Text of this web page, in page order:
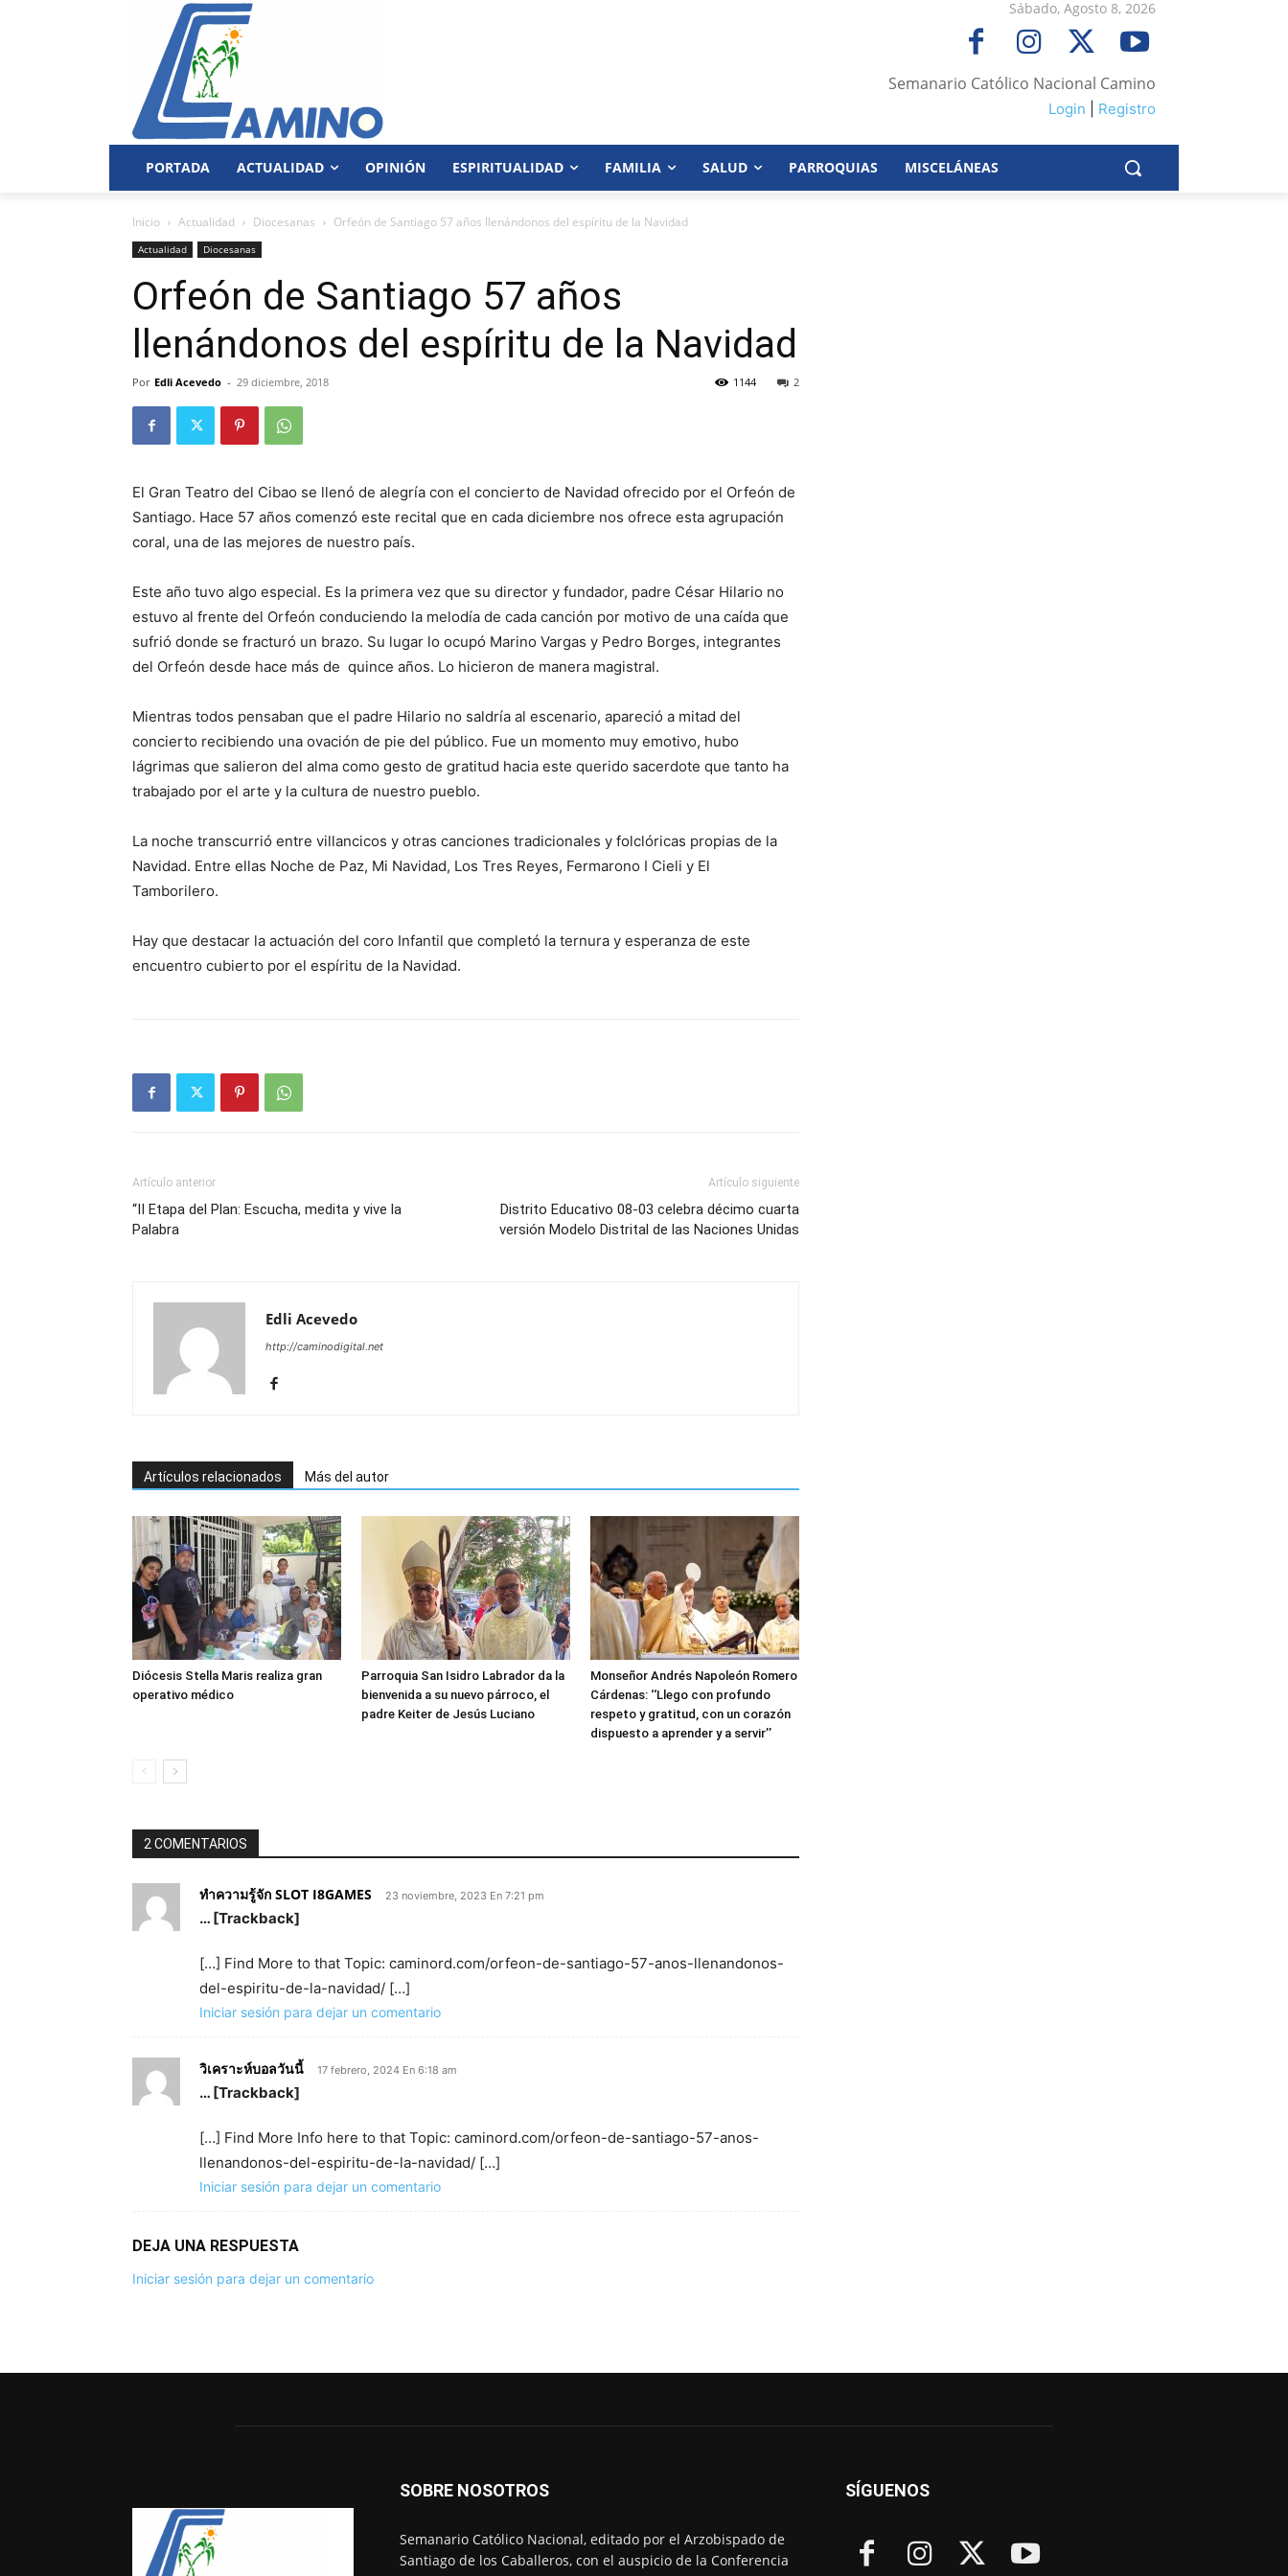
Sábado, Agosto 8, 2026
Semanario Católico Nacional Camino
Login Registro
PORTADA ACTUALIDAD OPINIÓN ESPIRITUALIDAD FAMILIA SALUD PARROQUIAS MISCELÁNEAS
Inicio Actualidad Diocesanas Orfeón de Santiago 57 años llenándonos del espíritu de la Navidad
Actualidad Diocesanas
Orfeón de Santiago 57 años
llenándonos del espíritu de la Navidad
Por Edli Acevedo - 29 diciembre, 2018 2
1144
El Gran Teatro del Cibao se llenó de alegría con el concierto de Navidad ofrecido por el Orfeón de
Santiago. Hace 57 años comenzó este recital que en cada diciembre nos ofrece esta agrupación
coral, una de las mejores de nuestro país.
Este año tuvo algo especial. Es la pri­mera vez que su director y fundador, padre César Hilario no
estuvo al frente del Orfeón conduciendo la melodía de cada canción por motivo de una caída que
sufrió donde se fracturó un brazo. Su lugar lo ocupó Mari­no Vargas y Pedro Borges, integrantes
del Orfeón desde hace más de quince años. Lo hicieron de manera magistral.
Mientras todos pensaban que el padre Hilario no saldría al escenario, apareció a mitad del
concierto recibiendo una ova­ción de pie del público. Fue un momento muy emotivo, hubo
lágrimas que salieron del alma como gesto de gratitud hacia este querido sacerdote que tanto ha
trabajado por el arte y la cultura de nuestro pueblo.
La noche trans­currió entre villancicos y otras canciones tradicionales y folcló­ricas propias de la
Navidad. Entre ellas Noche de Paz, Mi Navidad, Los Tres Reyes, Fermarono I Cieli y El
Tamborilero.
Hay que destacar la actuación del coro Infantil que completó la ternura y esperanza de este
encuentro cubierto por el espí­ritu de la Navidad.
Artículo anterior
“II Etapa del Plan: Escucha, medita y vive la
Palabra
Artículo siguiente
Distrito Educativo 08-03 celebra décimo cuarta
versión Modelo Distrital de las Naciones Unidas
Edli Acevedo
http://caminodigital.net
Artículos relacionados Más del autor
Diócesis Stella Maris realiza gran
operativo médico
Parroquia San Isidro Labrador da la
bienvenida a su nuevo párroco, el
padre Keiter de Jesús Luciano
Monseñor Andrés Napoleón Romero
Cárdenas: ‘‘Llego con profundo
respeto y gratitud, con un corazón
dispuesto a aprender y a servir’’
2 COMENTARIOS
ทำความรู้จัก SLOT I8GAMES 23 noviembre, 2023 En 7:21 pm
… [Trackback]
[…] Find More to that Topic: caminord.com/orfeon-de-santiago-57-anos-llenandonos-
del-espiritu-de-la-navidad/ […]
Iniciar sesión para dejar un comentario
วิเคราะห์บอลวันนี้ 17 febrero, 2024 En 6:18 am
… [Trackback]
[…] Find More Info here to that Topic: caminord.com/orfeon-de-santiago-57-anos-
llenandonos-del-espiritu-de-la-navidad/ […]
Iniciar sesión para dejar un comentario
DEJA UNA RESPUESTA
Iniciar sesión para dejar un comentario
SOBRE NOSOTROS
Semanario Católico Nacional, editado por el Arzobispado de
Santiago de los Caballeros, con el auspicio de la Conferencia
SÍGUENOS